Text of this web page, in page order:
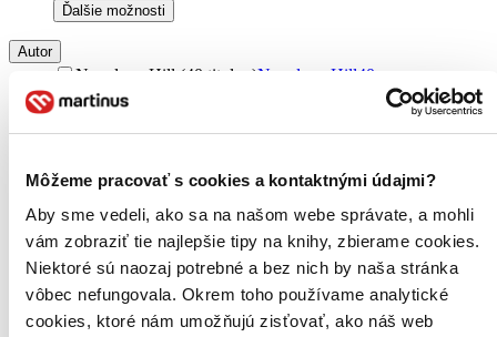
Môžeme pracovať s cookies a kontaktnými údajmi?
Aby sme vedeli, ako sa na našom webe správate, a mohli
vám zobraziť tie najlepšie tipy na knihy, zbierame cookies.
Niektoré sú naozaj potrebné a bez nich by naša stránka
vôbec nefungovala. Okrem toho používame analytické
cookies, ktoré nám umožňujú zisťovať, ako náš web
Ďalšie možnosti
Autor
Napoleon Hill (40 titulov)Napoleon Hill 40
Sun-c' (28 titulov)
26
František Bělohlávek (16 titulov)František Bělohlávek
Michael Armstrong (15 titulov) Michael Armstrong 15
Josef Koubek (14 titulov)
14
Petra Růčková (14 titulov) Petra Růčková14
Seth Godin (14 titulov)Seth Godin14
Jiří Dušek (13 titulov)Jiří Dušek13
Alexej Sato (12 titulov)Alexej Sato12